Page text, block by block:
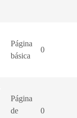
Página
básica
0
Página
de
0